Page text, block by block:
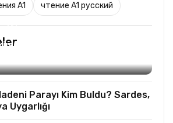
A1 чтение A1 русский
(Turizm ve Mesleki Dersler
Parayı Kim Buldu? Sardes,
Uygarlığı